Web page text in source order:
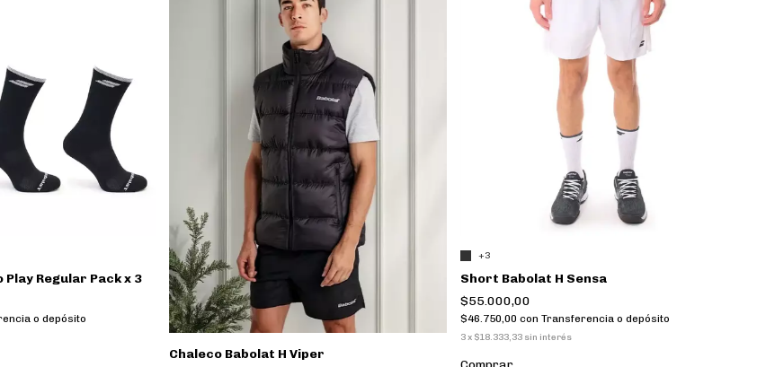
Regular Pack x 3
o depósito
Chaleco Babolat H Viper
+3
Short Babolat H Sensa
$55.000,00
$46.750,00con Transferencia o depósito
3x $18.333,33 sin interés